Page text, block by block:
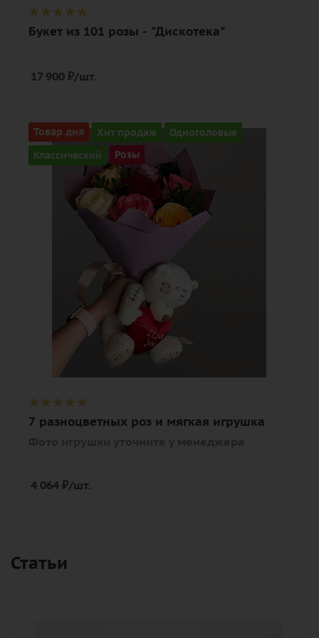
Букет из 101 розы - "Дискотека"
17 900 ₽/шт.
Товар дня Хит продаж
Одноголовые
Классический
Розы
Количество
7
разноцветный
Внимание
Фото игрушки уточните у менеджера
роза, зелень, игрушка медведь мал.,
лента, дизайнерская упаковка
7 разноцветных роз и мягкая игрушка
4 064 ₽/шт.
Статьи